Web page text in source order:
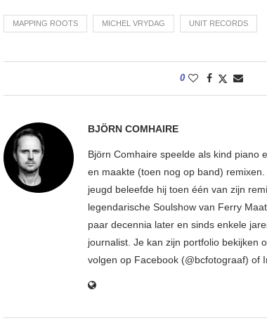
MAPPING ROOTS MICHEL VRYDAG UNIT RECORDS
0
BJÖRN COMHAIRE
Björn Comhaire speelde als kind piano
en maakte (toen nog op band)
jeugd beleefde hij toen één van zijn
legendarische Soulshow van Ferry
paar decennia later en sinds enkele
journalist. Je kan zijn portfolio bekijken
volgen op Facebook (@bcfotograaf) of